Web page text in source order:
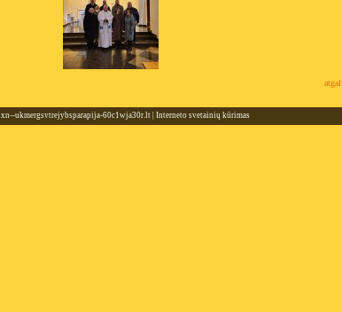
atgal
xn--ukmergsvtrejybsparapija-60c1wja30r.lt Interneto svetainių kūrimas